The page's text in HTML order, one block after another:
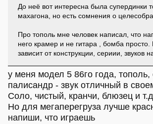
До неё вот интересна была супердинки
махагона, но есть сомнения о
Про тополь мне человек написал, что
него крамер и не гитара , бомба
зависит от конструкции, сериии, звуков
у меня модел 5 86го года, тополь,
палисандр - звук отличный в
Соло, чистый, кранчи, блюзец и
Но для мегаперегруза лучше
напиши, что играешь